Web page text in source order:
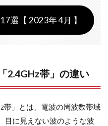
選【 2023年 4月 】
2.4GHz帯」の違い
」とは、電波の周波数帯域
目に見えない波のような波